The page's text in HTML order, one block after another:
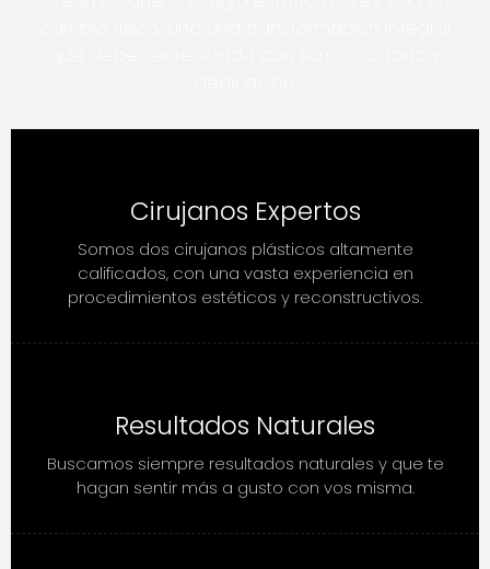
Cirujanos Expertos
Somos dos cirujanos plásticos altamente
calificados, con una vasta experiencia en
procedimientos estéticos y reconstructivos.
Resultados Naturales
Buscamos siempre resultados naturales y que te
hagan sentir más a gusto con vos misma.